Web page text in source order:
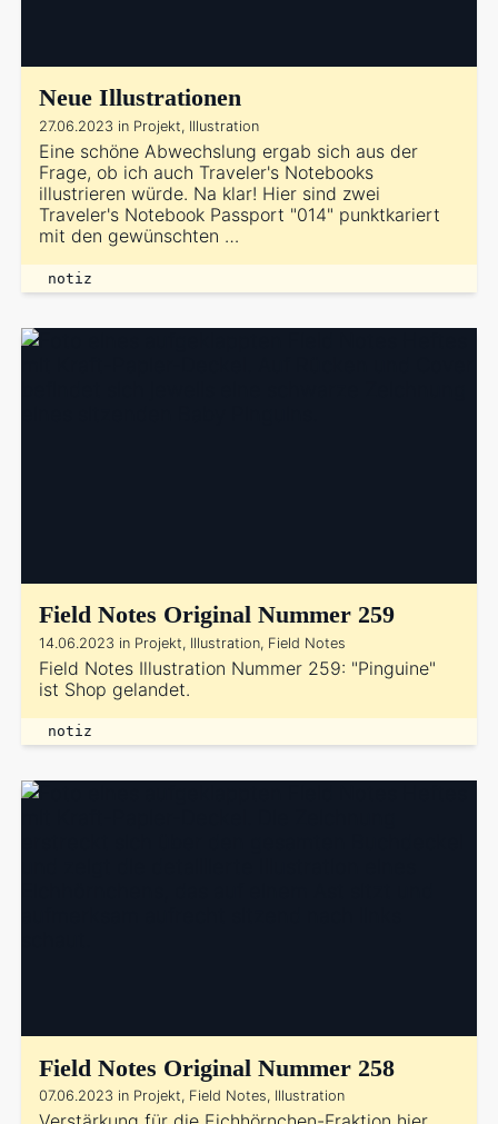
Neue Illustrationen
27.06.2023 in Projekt, Illustration
Eine schöne Abwechslung ergab sich aus der
Frage, ob ich auch Traveler's Notebooks
illustrieren würde. Na klar! Hier sind zwei
Traveler's Notebook Passport "014" punktkariert
mit den gewünschten …
notiz
Field Notes Original Nummer 259
14.06.2023 in Projekt, Illustration, Field Notes
Field Notes Illustration Nummer 259: "Pinguine"
ist Shop gelandet.
notiz
Field Notes Original Nummer 258
07.06.2023 in Projekt, Field Notes, Illustration